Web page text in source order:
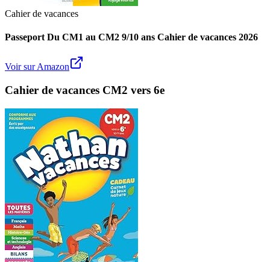
Cahier de vacances
Passeport Du CM1 au CM2 9/10 ans Cahier de vacances 2026
Voir sur Amazon
Cahier de vacances CM2 vers 6e